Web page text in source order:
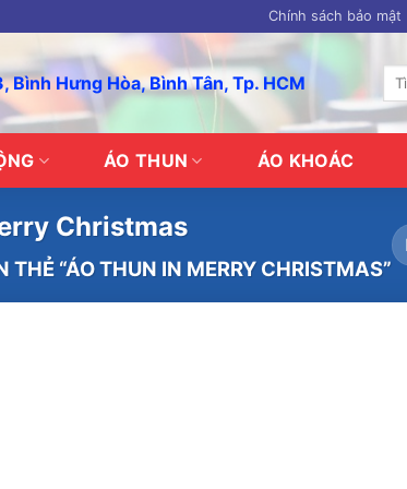
Chính sách bảo mật
Hưng Hòa, Bình Tân, Tp. HCM
Tìm
ÁO THUN ÁO KHOÁC
Christmas
“ÁO THUN IN MERRY CHRISTMAS”